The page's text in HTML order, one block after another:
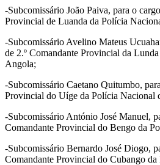
-Subcomissário João Paiva, para o
Provincial de Luanda da Polícia
-Subcomissário Avelino Mateus
de 2.º Comandante Provincial da
Angola;
-Subcomissário Caetano Quitumbo,
Provincial do Uíge da Polícia Nacional
-Subcomissário António José Manuel,
Comandante Provincial do Bengo da
-Subcomissário Bernardo José Diogo,
Comandante Provincial do Cubango